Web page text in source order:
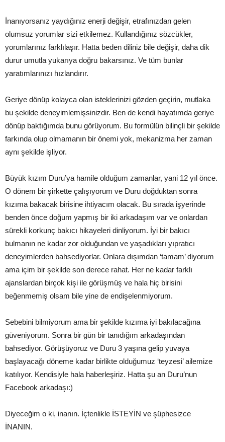
İnanıyorsanız yaydığınız enerji değişir, etrafınızdan gelen
olumsuz yorumlar sizi etkilemez. Kullandığınız sözcükler,
yorumlarınız farklılaşır. Hatta beden diliniz bile değişir, daha dik
durur umutla yukarıya doğru bakarsınız. Ve tüm bunlar
yaratımlarınızı hızlandırır.
Geriye dönüp kolayca olan isteklerinizi gözden geçirin, mutlaka
bu şekilde deneyimlemişsinizdir. Ben de kendi hayatımda geriye
dönüp baktığımda bunu görüyorum. Bu formülün bilinçli bir şekilde
farkında olup olmamanın bir önemi yok, mekanizma her zaman
aynı şekilde işliyor.
Büyük kızım Duru’ya hamile olduğum zamanlar, yani 12 yıl önce.
O dönem bir şirkette çalışıyorum ve Duru doğduktan sonra
kızıma bakacak birisine ihtiyacım olacak. Bu sırada işyerinde
benden önce doğum yapmış bir iki arkadaşım var ve onlardan
sürekli korkunç bakıcı hikayeleri dinliyorum. İyi bir bakıcı
bulmanın ne kadar zor olduğundan ve yaşadıkları yıpratıcı
deneyimlerden bahsediyorlar. Onlara dışımdan ‘tamam’ diyorum
ama içim bir şekilde son derece rahat. Her ne kadar farklı
ajanslardan birçok kişi ile görüşmüş ve hala hiç birisini
beğenmemiş olsam bile yine de endişelenmiyorum.
Sebebini bilmiyorum ama bir şekilde kızıma iyi bakılacağına
güveniyorum. Sonra bir gün bir tanıdığım arkadaşından
bahsediyor. Görüşüyoruz ve Duru 3 yaşına gelip yuvaya
başlayacağı döneme kadar birlikte olduğumuz ‘teyzesi’ ailemize
katılıyor. Kendisiyle hala haberleşiriz. Hatta şu an Duru’nun
Facebook arkadaşı:)
Diyeceğim o ki, inanın. İçtenlikle İSTEYİN ve şüphesizce
İNANIN.